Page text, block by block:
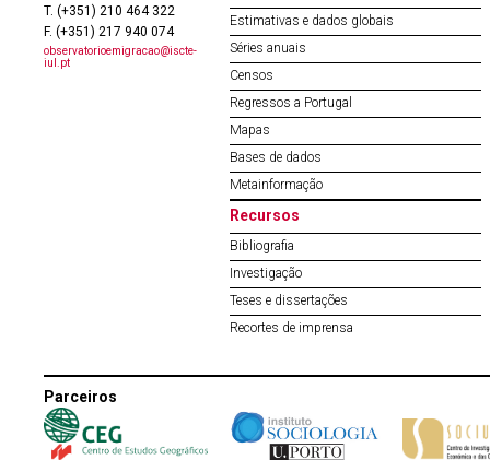
T. (+351) 210 464 322
F. (+351) 217 940 074
observatorioemigracao@iscte-
iul.pt
Estimativas e dados globais
Séries anuais
Censos
Regressos a Portugal
Mapas
Bases de dados
Metainformação
Recursos
Bibliografia
Investigação
Teses e dissertações
Recortes de imprensa
Parceiros